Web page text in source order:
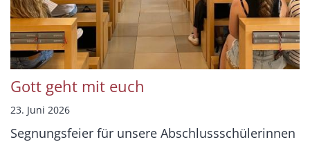
Gott geht mit euch
23. Juni 2026
Segnungsfeier für unsere Abschlussschülerinnen